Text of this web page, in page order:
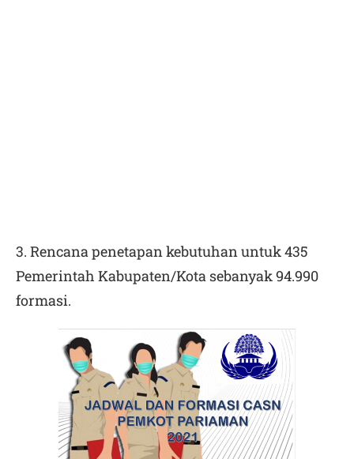
3. Rencana penetapan kebutuhan untuk 435
Pemerintah Kabupaten/Kota sebanyak 94.990
formasi.